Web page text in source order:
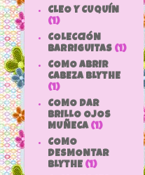
CLEO Y CUQUÍN
(1)
COLECCIÓN
BARRIGUITAS (1)
COMO ABRIR
CABEZA BLYTHE
(1)
COMO DAR
BRILLO OJOS
MUÑECA (1)
COMO
DESMONTAR
BLYTHE (1)